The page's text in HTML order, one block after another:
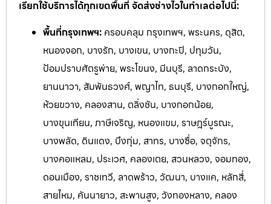
เรียกใช้บริการได้ทุกเขตพื้นที่ จัดส่งช่างไวในทำเลต่อไปนี้:
พื้นที่กรุงเทพฯ: ครอบคลุม กรุงเทพฯ, พระนคร, ดุสิต,
หนองจอก, บางรัก, บางเขน, บางกะปิ, ปทุมวัน,
ป้อมปราบศัตรูพ่าย, พระโขนง, มีนบุรี, ลาดกระบัง,
ยานนาวา, สัมพันธวงศ์, พญาไท, ธนบุรี, บางกอกใหญ่,
ห้วยขวาง, คลองสาน, ตลิ่งชัน, บางกอกน้อย,
บางขุนเทียน, ภาษีเจริญ, หนองแขม, ราษฎร์บูรณะ,
บางพลัด, ดินแดง, บึงกุ่ม, สาทร, บางซื่อ, จตุจักร,
บางคอแหลม, ประเวศ, คลองเตย, สวนหลวง, จอมทอง,
ดอนเมือง, ราชเทวี, ลาดพร้าว, วัฒนา, บางแค, หลักสี่,
สายไหม, คันนายาว, สะพานสูง, วังทองหลาง, คลอง